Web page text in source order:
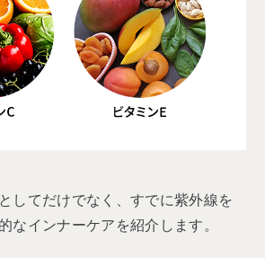
してだけでなく、すでに紫外線を
なインナーケアを紹介します。